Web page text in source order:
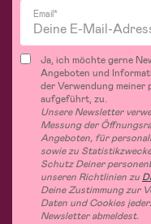
Email*
Ja, ich möchte gerne
Angeboten und
der Verwendung meiner
aufgeführt, zu.
Unsere Newsletter
Messung der
Angeboten, für
sowie zu
Schutz Deiner
unseren Richtlinien zu
Deine Zustimmung zur
Daten und Cookies
Newsletter abmeldest.